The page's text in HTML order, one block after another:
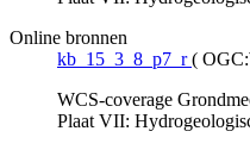
Online bronnen
kb_15_3_8_p7_r (
WCS-coverage
Plaat VII: